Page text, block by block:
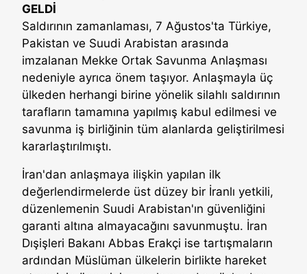
GELDİ
Saldırının zamanlaması, 7 Ağustos'ta Türkiye,
Pakistan ve Suudi Arabistan arasında
imzalanan Mekke Ortak Savunma Anlaşması
nedeniyle ayrıca önem taşıyor. Anlaşmayla üç
ülkeden herhangi birine yönelik silahlı saldırının
tarafların tamamına yapılmış kabul edilmesi ve
savunma iş birliğinin tüm alanlarda geliştirilmesi
kararlaştırılmıştı.
İran'dan anlaşmaya ilişkin yapılan ilk
değerlendirmelerde üst düzey bir İranlı yetkili,
düzenlemenin Suudi Arabistan'ın güvenliğini
garanti altına almayacağını savunmuştu. İran
Dışişleri Bakanı Abbas Erakçi ise tartışmaların
ardından Müslüman ülkelerin birlikte hareket